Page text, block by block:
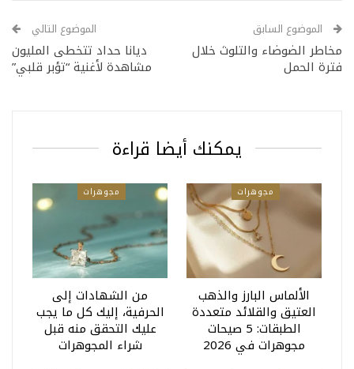
الموضوع السابق
مخاطر الضوضاء والتلوث خلال
فترة الحمل
الموضوع التالي
ديانا حداد تتخطى المليون
مشاهدة لأغنية “تؤبر قلبي”
يمكنك أيضا قراءة
مجوهرات
الألماس البارز والذهب
العتيق والقلائد متعددة
الطبقات: 5 صيحات
مجوهرات في 2026
مجوهرات
من الشهادات إلى
الحرفية، إليك كل ما يجب
عليك التحقق منه قبل
شراء المجوهرات